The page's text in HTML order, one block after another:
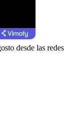
desde las redes